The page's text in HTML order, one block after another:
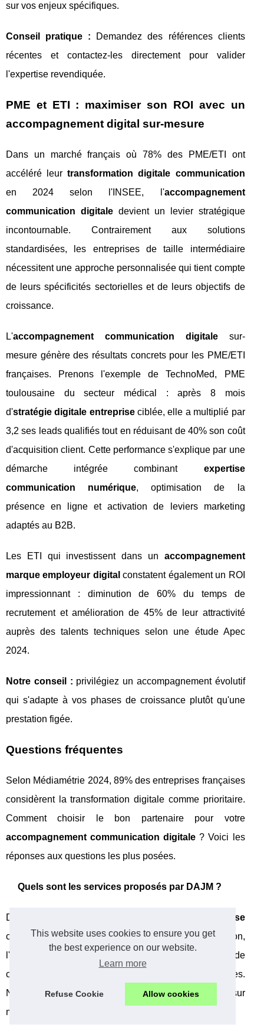
This website uses cookies to ensure you get
the best experience on our website.
Learn more
Refuse Cookie Allow cookies
sur vos enjeux spécifiques.
Conseil pratique : Demandez des références clients
récentes et contactez-les directement pour valider
l'expertise revendiquée.
PME et ETI : maximiser son ROI avec un
accompagnement digital sur-mesure
Dans un marché français où 78% des PME/ETI ont
accéléré leurtransformation digitale communication
en 2024 selon l'INSEE, l'accompagnement
communication digitaledevient un levier stratégique
incontournable. Contrairement aux solutions
standardisées, les entreprises de taille intermédiaire
nécessitent une approche personnalisée qui tient compte
de leurs spécificités sectorielles et de leurs objectifs de
croissance.
L'accompagnement communication digitalesur-
mesure génère des résultats concrets pour les PME/ETI
françaises. Prenons l'exemple de TechnoMed, PME
toulousaine du secteur médical : après 8 mois
d'stratégie digitale entrepriseciblée, elle a multiplié par
3,2 ses leads qualifiés tout en réduisant de 40% son coût
d'acquisition client. Cette performance s'explique par une
démarche intégrée combinant expertise
communication numérique, optimisation de la
présence en ligne et activation de leviers marketing
adaptés au B2B.
Les ETI qui investissent dans un accompagnement
marque employeur digital constatent également un ROI
impressionnant : diminution de 60% du temps de
recrutement et amélioration de 45% de leur attractivité
auprès des talents techniques selon une étude Apec
2024.
Notre conseil : privilégiez un accompagnement évolutif
qui s'adapte à vos phases de croissance plutôt qu'une
prestation figée.
Questions fréquentes
Selon Médiamétrie 2024, 89% des entreprises françaises
considèrent la transformation digitale comme prioritaire.
Comment choisir le bon partenaire pour votre
accompagnement communication digitale ? Voici les
réponses aux questions les plus posées.
Quels sont les services proposés par DAJM ?
DAJM propose une
stratégie digitale entreprise
complète incluant le conseil en transformation,
l'accompagnement marque employeur, la création de
contenus et l'optimisation des performances digitales.
Nos experts développent également des solutions sur
mesure pour le secteur public et les PME-ETI.